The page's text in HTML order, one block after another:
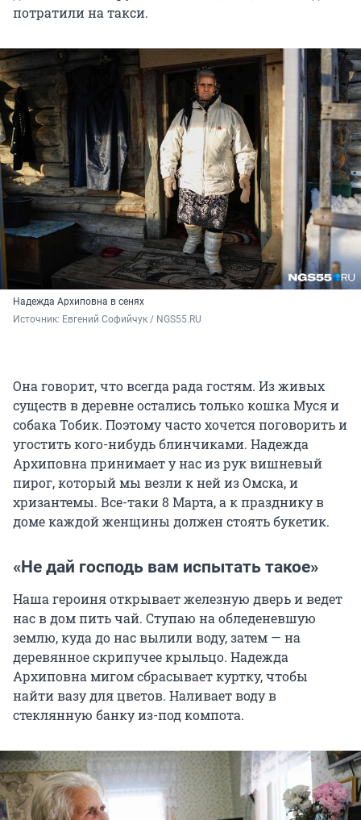
потратили на такси.
Надежда Архиповна в сенях
Источник: Евгений Софийчук / NGS55.RU
Она говорит, что всегда рада гостям. Из живых
существ в деревне остались только кошка Муся и
собака Тобик. Поэтому часто хочется поговорить и
угостить кого-нибудь блинчиками. Надежда
Архиповна принимает у нас из рук вишневый
пирог, который мы везли к ней из Омска, и
хризантемы. Все-таки 8 Марта, а к празднику в
доме каждой женщины должен стоять букетик.
«Не дай господь вам испытать такое»
Наша героиня открывает железную дверь и ведет
нас в дом пить чай. Ступаю на обледеневшую
землю, куда до нас вылили воду, затем — на
деревянное скрипучее крыльцо. Надежда
Архиповна мигом сбрасывает куртку, чтобы
найти вазу для цветов. Наливает воду в
стеклянную банку из-под компота.